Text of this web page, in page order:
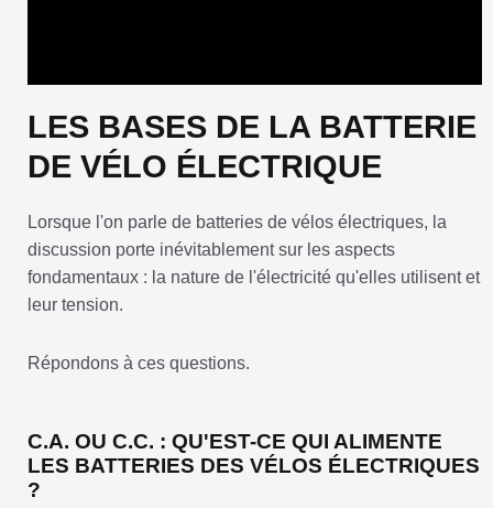
LES BASES DE LA BATTERIE
DE VÉLO ÉLECTRIQUE
Lorsque l'on parle de batteries de vélos électriques, la
discussion porte inévitablement sur les aspects
fondamentaux : la nature de l'électricité qu'elles utilisent et
leur tension.
Répondons à ces questions.
C.A. OU C.C. : QU'EST-CE QUI ALIMENTE
LES BATTERIES DES VÉLOS ÉLECTRIQUES
?